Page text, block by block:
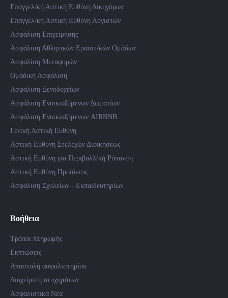
Επαγγελ/κή Αστική Ευθύνη Δικηγόρων
Επαγγελ/κή Αστική Ευθύνη Λογιστών
Ασφάλιση Επιχείρησης
Ασφάλιση Αθλητικών Ερασιτ/κών Ομάδων
Ασφαλίση Μεταφορών
Ομαδική Ασφάλιση
Ασφάλιση Ξενοδοχείων
Ασφάλιση Ενοικιαζόμενων Δωματίων
Ασφάλιση Ενοικιαζόμενων AIRBNB
Γενική Αστική Ευθύνη
Αστική Ευθύνη Στελεχών Διοικήσεως
Αστική Ευθύνη για Περιβαλλ/κή Ρύπανση
Αστική Ευθύνη Προϊόντος
Ασφάλιση Σχολείων - Εκπαιδευτηρίων
Βοήθεια
Τρόποι πληρωμής
Εκπτώσεις
Αποστολή ασφαλιστηρίου
Διαχείριση ατυχημάτων
Ασφαλιστικά Νέα